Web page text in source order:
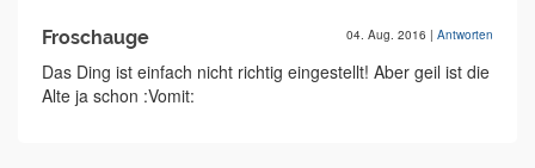
Froschauge 04. Aug. 2016 | Antworten
Das Ding ist einfach nicht richtig eingestellt! Aber geil ist die
Alte ja schon :Vomit: